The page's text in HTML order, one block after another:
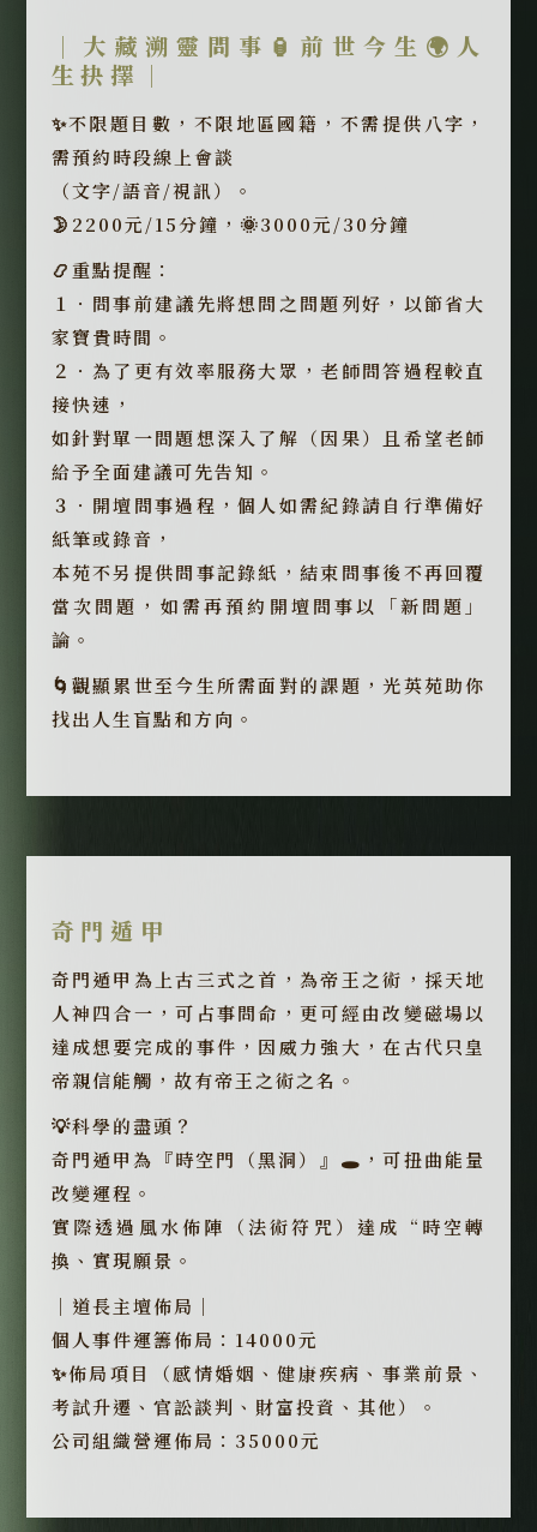
｜大藏溯靈問事🏮前世今生🌍人
生抉擇｜
✨不限題目數，不限地區國籍，不需提供八字，
需預約時段線上會談
（文字/語音/視訊）。
🌛2200元/15分鐘，🌞3000元/30分鐘
📿重點提醒：
１．問事前建議先將想問之問題列好，以節省大
家寶貴時間。
２．為了更有效率服務大眾，老師問答過程較直
接快速，
如針對單一問題想深入了解（因果）且希望老師
給予全面建議可先告知。
３．開壇問事過程，個人如需紀錄請自行準備好
紙筆或錄音，
本苑不另提供問事記錄紙，結束問事後不再回覆
當次問題，如需再預約開壇問事以「新問題」
論。
🌀觀顯累世至今生所需面對的課題，光英苑助你
找出人生盲點和方向。
奇門遁甲
奇門遁甲為上古三式之首，為帝王之術，採天地
人神四合一，可占事問命，更可經由改變磁場以
達成想要完成的事件，因威力強大，在古代只皇
帝親信能觸，故有帝王之術之名。
💡科學的盡頭？
奇門遁甲為『時空門（黑洞）』🕳️，可扭曲能量
改變運程。
實際透過風水佈陣（法術符咒）達成“時空轉
換、實現願景。
｜道長主壇佈局｜
個人事件運籌佈局：14000元
✨佈局項目（感情婚姻、健康疾病、事業前景、
考試升遷、官訟談判、財富投資、其他）。
公司組織營運佈局：35000元